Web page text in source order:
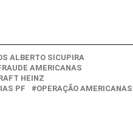
ALBERTO SICUPIRA
AMERICANAS
HEINZ
PF
OPERAÇÃO AMERICANAS